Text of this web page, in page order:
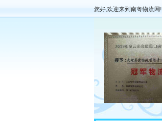
您好,欢迎来到南粤物流网!